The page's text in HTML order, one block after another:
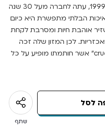
שיווקה באירופה מזון 100% טבעי ב1999, עתה לחברה מעל 30 שנה
הבלתי מתפשרת היא כיום
אוהבת חיות ומסרבת לקחת
לכן המזון שלה זכה
בתואר “ללא התאכזרות” “cruelty free” אשר חותמתו מופיע על כל
לסל
שתף